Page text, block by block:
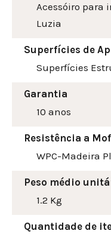
Acessóiro para
Luzia
Superfícies de
Superfícies
Garantia
10 anos
Resistência a
WPC-Madeira
Peso médio
1.2 Kg
Quantidade de